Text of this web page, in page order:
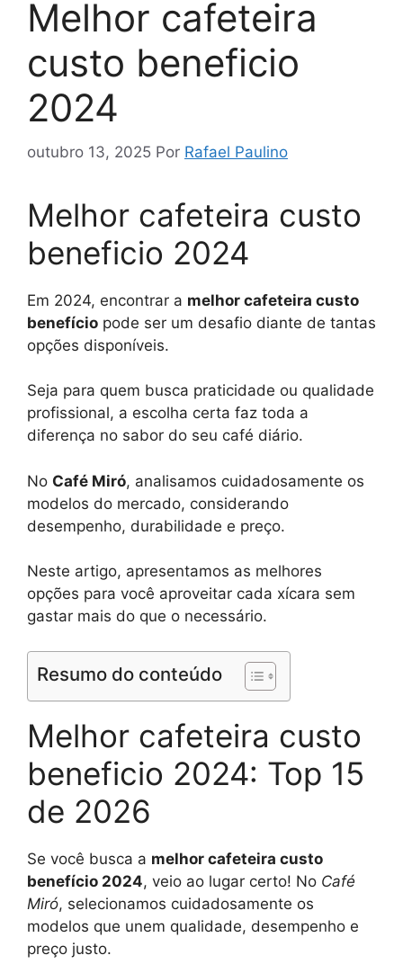
Melhor cafeteira
custo beneficio
2024
outubro 13, 2025 Por Rafael Paulino
Melhor cafeteira custo
beneficio 2024
Em 2024, encontrar a melhor cafeteira custo
benefício pode ser um desafio diante de tantas
opções disponíveis.
Seja para quem busca praticidade ou qualidade
profissional, a escolha certa faz toda a
diferença no sabor do seu café diário.
No Café Miró, analisamos cuidadosamente os
modelos do mercado, considerando
desempenho, durabilidade e preço.
Neste artigo, apresentamos as melhores
opções para você aproveitar cada xícara sem
gastar mais do que o necessário.
Resumo do conteúdo
Melhor cafeteira custo
beneficio 2024: Top 15
de 2026
Se você busca a melhor cafeteira custo
benefício 2024, veio ao lugar certo! No Café
Miró, selecionamos cuidadosamente os
modelos que unem qualidade, desempenho e
preço justo.